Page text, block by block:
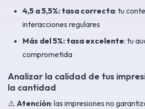
4,5 a 5,5%: tasa correcta: tu
interacciones regulares
Más del 5%: tasa excelente: tu
comprometida
Analizar la calidad de tus
la cantidad
⚠️ Atención: las impresiones no